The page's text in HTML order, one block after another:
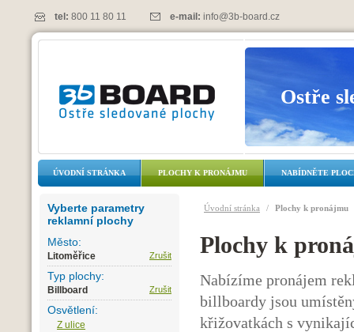
tel: 800 11 80 11 e-mail: info@3b-board.cz
Ostře
ÚVODNÍ STRÁNKA PLOCHY K PRONÁJMU NABÍDNĚTE
Úvodní stránka / Plochy k pronájmu
Plochy k
Nabízíme pronájem
billboardy jsou
křižovatkách s
Vyberte parametry
reklamní plochy
Město:
Litoměřice Zrušit
Typ plochy:
Billboard Zrušit
Osvětlení:
Z ulice